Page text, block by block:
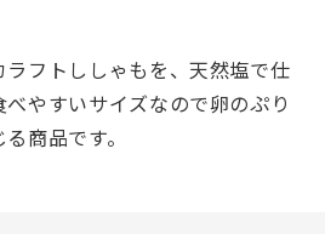
フトししゃもを、天然塩で仕
やすいサイズなので卵のぷり
商品です。